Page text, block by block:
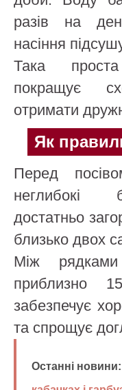
разів на
насіння
Така
покращує
отримати
Як
Перед
неглибокі
достатньо
близько двох
Між
приблизно
забезпечує
та спрощує
Останні новини: